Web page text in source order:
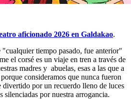
aficionado 2026 en Galdakao.
tiempo pasado, fue anterior"
el corsé es un viaje en tren a través de
madres y abuelas, esas a las que a
consideramos que nunca fueron
por un recuerdo lleno de luces
silenciadas por nuestra arrogancia.